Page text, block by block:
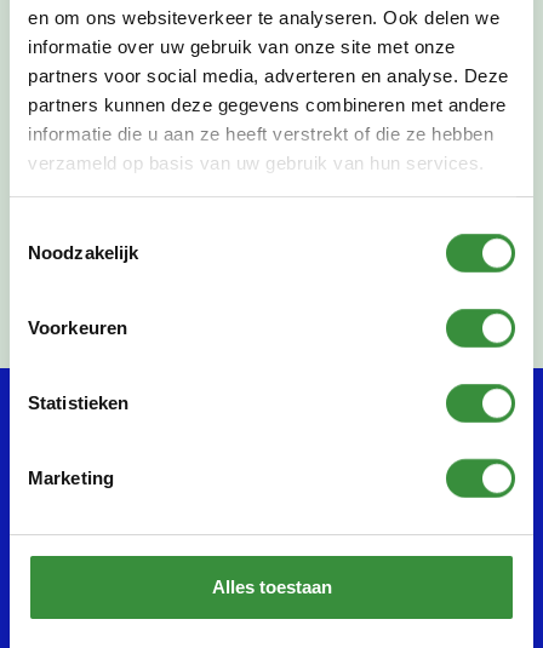
en om ons websiteverkeer te analyseren. Ook delen we
informatie over uw gebruik van onze site met onze
partners voor social media, adverteren en analyse. Deze
partners kunnen deze gegevens combineren met andere
informatie die u aan ze heeft verstrekt of die ze hebben
verzameld op basis van uw gebruik van hun services.
Noodzakelijk
Voorkeuren
Statistieken
Marketing
Alles toestaan
PREVIOUS: NEXT
Courses
Dutch
Dance
Renovation
Staff
Teachers